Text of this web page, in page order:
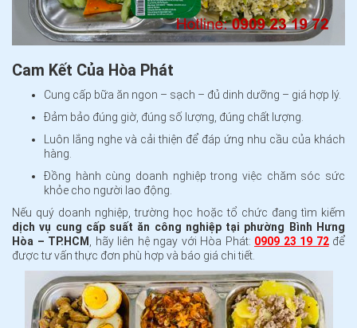
Cam Kết Của Hòa Phát
Cung cấp bữa ăn ngon – sạch – đủ dinh dưỡng – giá hợp lý.
Đảm bảo đúng giờ, đúng số lượng, đúng chất lượng.
Luôn lắng nghe và cải thiện để đáp ứng nhu cầu của khách
hàng.
Đồng hành cùng doanh nghiệp trong việc chăm sóc sức
khỏe cho người lao động.
Nếu quý doanh nghiệp, trường học hoặc tổ chức đang tìm kiếm
dịch vụ cung cấp suất ăn công nghiệp tại phường Bình Hưng
Hòa – TP.HCM
, hãy liên hệ ngay với Hòa Phát: 0909 23 19 72 để
được tư vấn thực đơn phù hợp và báo giá chi tiết.